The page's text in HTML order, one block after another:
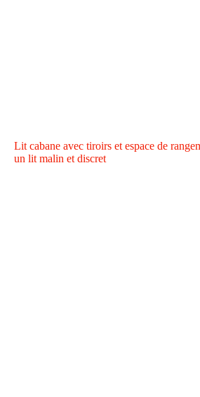
Lit cabane avec tiroirs et espace de
un lit malin et discret